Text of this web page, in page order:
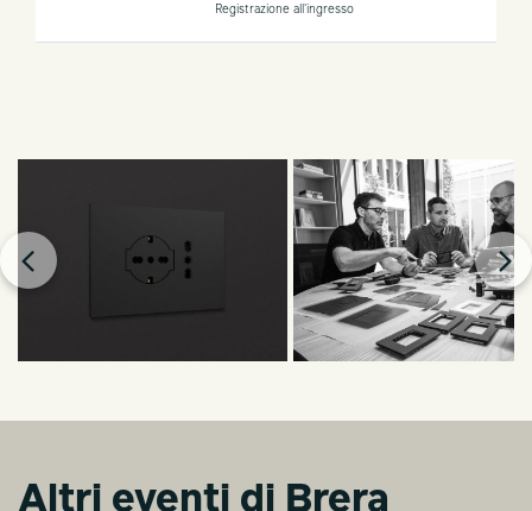
Registrazione all'ingresso
Altri eventi di Brera